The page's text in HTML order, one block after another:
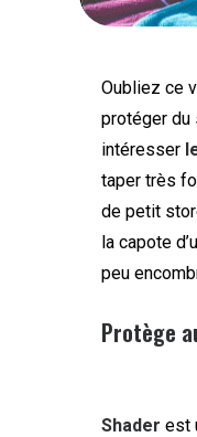
Oubliez ce
protéger du
intéresser
taper très
de petit
la capote
peu
Protège
Shader est